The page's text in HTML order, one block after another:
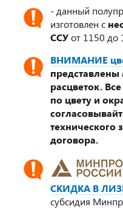
- данный
изготовлен с
ССУот 1150 до
ВНИМАНИЕ
расцветок.
по цвету и
технического
договора.
СКИДКА В
субсидия